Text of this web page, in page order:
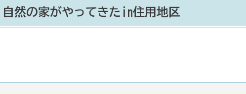
然の家がやってきたin住用地区